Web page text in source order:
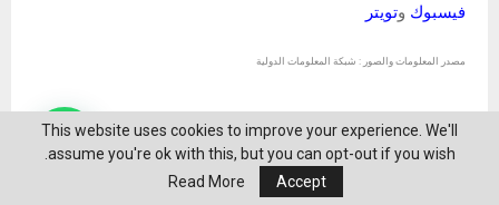
فيسبوك وتويتر
مصدر المعلومات والصور : شبكة المعلومات الدولية
أنا ترامب صاحب
لديه ليس ونتنياهو
This website uses cookies to improve your experience. We'll
assume you're ok with this, but you can opt-out if you wish.
Accept
Read More